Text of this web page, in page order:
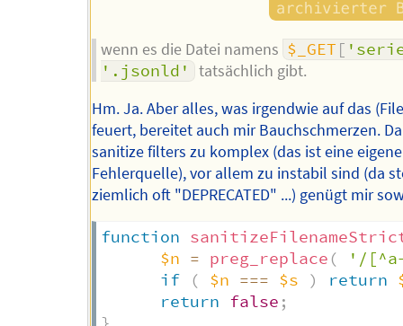
wenn es die Datei namens $_GET [
'.jsonld'
tatsächlich gibt.
Hm. Ja. Aber alles, was irgendwie auf das
feuert, bereitet auch mir Bauchschmerzen.
sanitize filters zu komplex (das ist eine eigene
Fehlerquelle), vor allem zu instabil sind (da
ziemlich oft "DEPRECATED" ...) genügt mir
function
$n = preg_replace (
'/
if
( $n === $s ) return
return false ;